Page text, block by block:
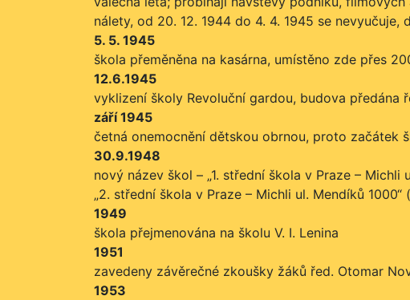
nálety, od 20. 12. 1944 do 4. 4. 1945 se
5. 5. 1945
škola přeměněna na kasárna, umístěno zde přes
12.6.1945
vyklizení školy Revoluční gardou, budova předána
září 1945
četná onemocnění dětskou obrnou, proto začátek
30.9.1948
nový název škol – „1. střední škola v Praze –
„2. střední škola v Praze – Michli ul. Mendíků
1949
škola přejmenována na školu V. I. Lenina
1951
zavedeny závěrečné zkoušky žáků řed. Otomar
1953